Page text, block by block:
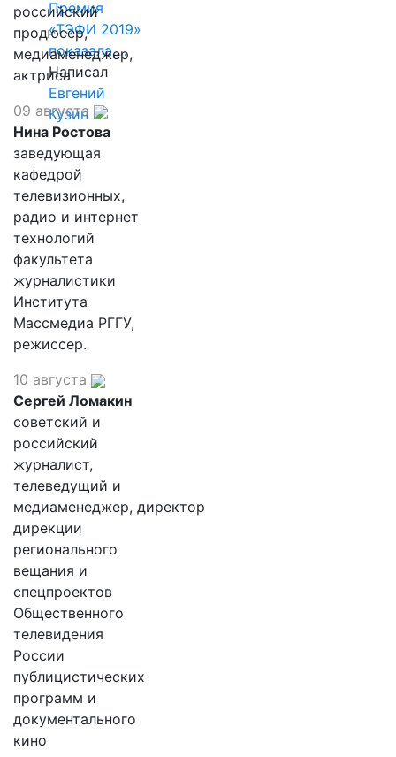
Премия
«ТЭФИ 2019»
показала,…
Написал
Евгений
Кузин
российский
продюсер,
медиаменеджер,
актриса
09 августа
Нина Ростова
заведующая
кафедрой
телевизионных,
радио и интернет
технологий
факультета
журналистики
Института
Массмедиа РГГУ,
режиссер.
10 августа
Сергей Ломакин
советский и
российский
журналист,
телеведущий и
медиаменеджер, директор
дирекции
регионального
вещания и
спецпроектов
Общественного
телевидения
России
публицистических
программ и
документального
кино